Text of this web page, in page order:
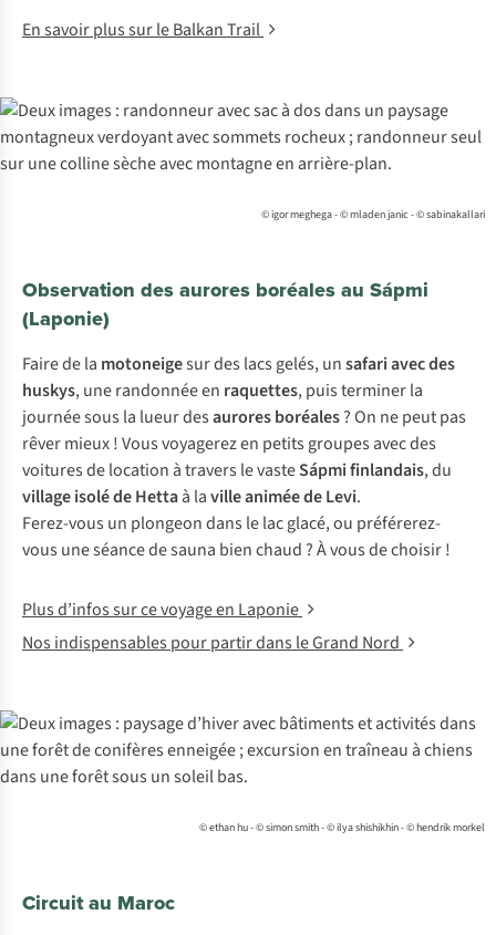
En savoir plus sur le Balkan Trail
© igor meghega - © mladen janic - © sabinakallari
Observation des aurores boréales au Sápmi
(Laponie)
Faire de la motoneigesur des lacs gelés, unsafari avec des
huskys, une randonnée en raquettes, puis terminer la
journée sous la lueur desaurores boréales? On ne peut pas
rêver mieux ! Vous voyagerez en petits groupes avec des
voitures de location à travers le vasteSápmi finlandais, du
village isolé de Hettaà laville animée de Levi.
Ferez-vous un plongeon dans le lac glacé, ou préférerez-
vous une séance de sauna bien chaud ? À vous de choisir !
Plus d’infos sur ce voyage en Laponie
Nos indispensables pour partir dans le Grand Nord
© ethan hu - © simon smith - © ilya shishikhin - © hendrik morkel
Circuit au Maroc